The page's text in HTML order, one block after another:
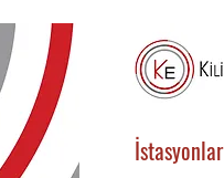
İstasyonlar